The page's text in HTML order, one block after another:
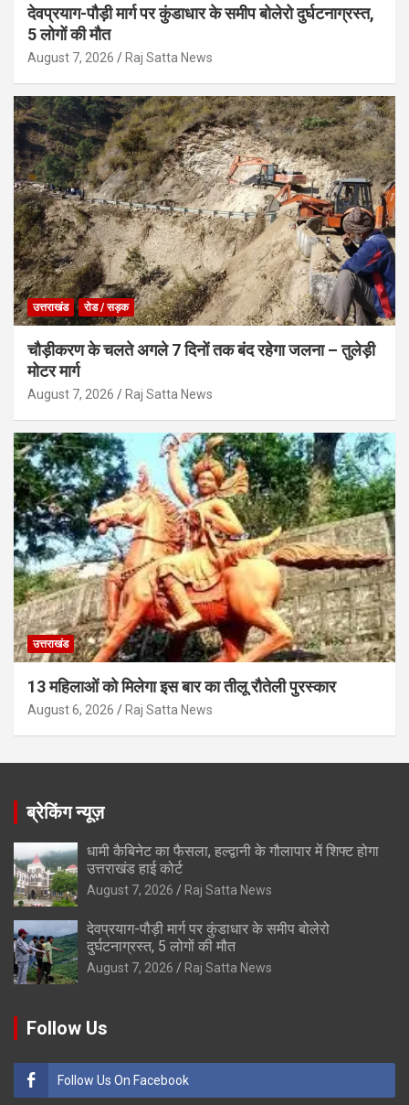
देवप्रयाग-पौड़ी मार्ग पर कुंडाधार के समीप बोलेरो दुर्घटनाग्रस्त,
5 लोगों की मौत
August 7, 2026 Raj Satta News
उत्तराखंड रोड / सड़क
चौड़ीकरण के चलते अगले 7 दिनों तक बंद रहेगा जलना – तुलेड़ी
मोटर मार्ग
August 7, 2026 Raj Satta News
उत्तराखंड
13 महिलाओं को मिलेगा इस बार का तीलू रौतेली पुरस्कार
August 6, 2026 Raj Satta News
ब्रेकिंग न्यूज़
धामी कैबिनेट का फैसला, हल्द्वानी के गौलापार में शिफ्ट होगा
उत्तराखंड हाई कोर्ट
August 7, 2026 Raj Satta News
देवप्रयाग-पौड़ी मार्ग पर कुंडाधार के समीप बोलेरो
दुर्घटनाग्रस्त, 5 लोगों की मौत
August 7, 2026 Raj Satta News
Follow Us
Follow Us On Facebook